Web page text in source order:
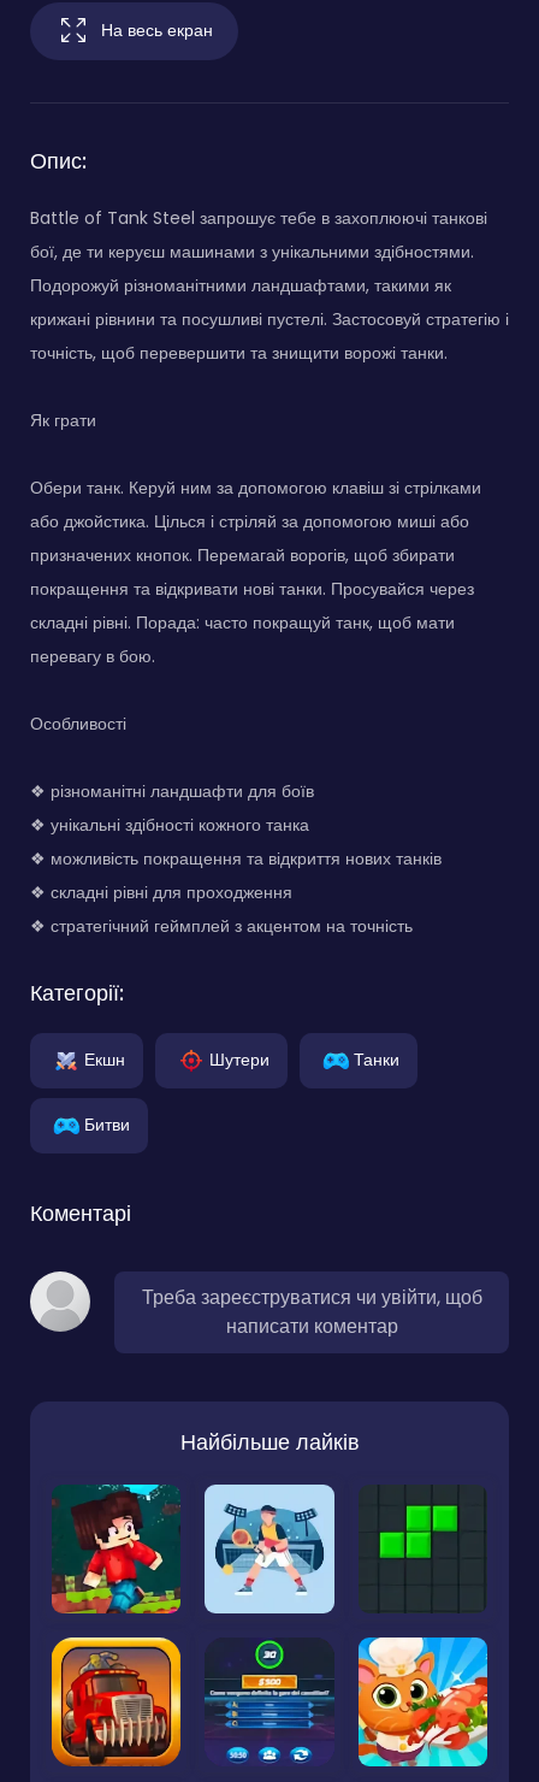
На весь екран
Опис:
Battle of Tank Steel запрошує тебе в захоплюючі танкові
бої, де ти керуєш машинами з унікальними здібностями.
Подорожуй різноманітними ландшафтами, такими як
крижані рівнини та посушливі пустелі. Застосовуй стратегію і
точність, щоб перевершити та знищити ворожі танки.
Як грати
Обери танк. Керуй ним за допомогою клавіш зі стрілками
або джойстика. Цілься і стріляй за допомогою миші або
призначених кнопок. Перемагай ворогів, щоб збирати
покращення та відкривати нові танки. Просувайся через
складні рівні. Порада: часто покращуй танк, щоб мати
перевагу в бою.
Особливості
❖ різноманітні ландшафти для боїв
❖ унікальні здібності кожного танка
❖ можливість покращення та відкриття нових танків
❖ складні рівні для проходження
❖ стратегічний геймплей з акцентом на точність
Категорії:
Екшн Шутери Танки
Битви
Коментарі
Треба зареєструватися чи увійти, щоб
написати коментар
Найбільше лайків